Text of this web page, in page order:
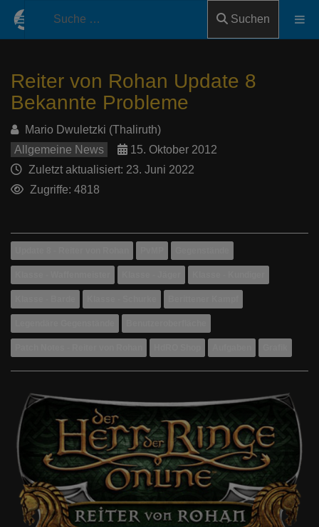
Suchen
Reiter von Rohan Update 8
Bekannte Probleme
Mario Dwuletzki (Thaliruth)
Allgemeine News
15. Oktober 2012
Zuletzt aktualisiert: 23. Juni 2022
Zugriffe: 4818